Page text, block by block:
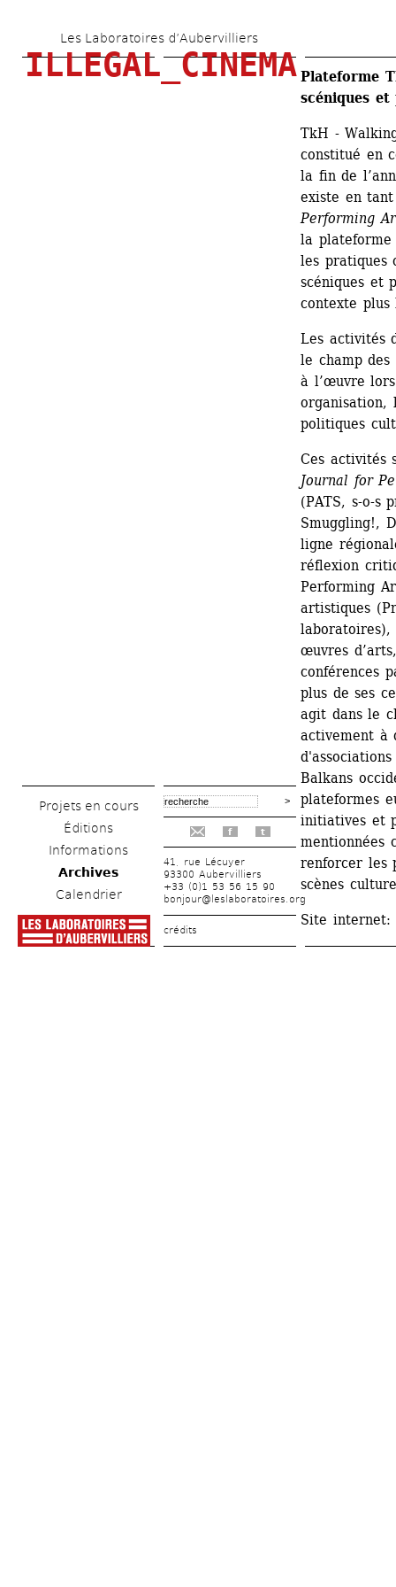
au
contenu
Les Laboratoires d’Aubervilliers
ILLEGAL_CINEMA
Projets en cours
Éditions
Informations
Archives
Calendrier
f t
41, rue Lécuyer
93300 Aubervilliers
+33 (0)1 53 56 15 90
bonjour@leslaboratoires.org
crédits
Plateforme
scéniques
TkH -
constitué en
la fin de
existe en
Performing
la plateforme
les pratiques
scéniques et
contexte
Les activités
le champ
à l’œuvre
organisation,
politiques
Ces activités
Journal for
(PATS, s-o-s
Smuggling!,
ligne
réflexion
Performing
artistiques
laboratoires),
œuvres
conférences
plus de ses
agit dans le
activement à
Balkans
plateformes
initiatives et
mentionnées
renforcer les
scènes
Site internet: